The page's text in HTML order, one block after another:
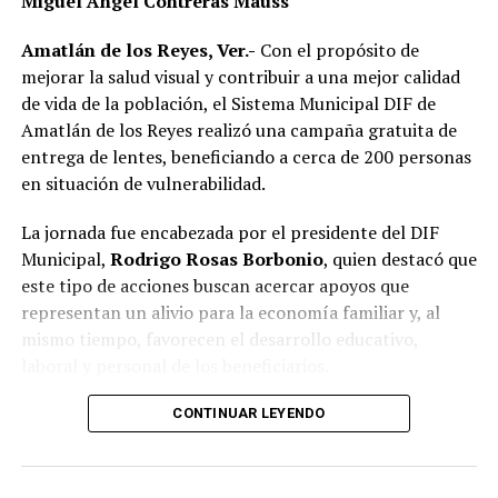
presunto abuso de autoridad.
Si bien especialistas y organizaciones dedicadas al
bienestar animal coinciden en que los propietarios
tienen la obligación de impedir que sus mascotas
deambulen libremente por la vía pública, también
advierten que ello no significa mantenerlas
permanentemente amarradas.
La Ley de Protección a los Animales para el Estado de
Veracruz tiene como objetivo garantizar el bienestar, el
trato digno y evitar el maltrato y la crueldad hacia los
animales.
diversos actos de maltrato y crueldad, por lo que
mantener a un perro atado de forma permanente, sin
Amatlán de los Reyes, Ver.- Con el propósito de
mejorar la salud visual y contribuir a una mejor calidad
de vida de la población, el Sistema Municipal DIF de
Amatlán de los Reyes realizó una campaña gratuita de
entrega de lentes, beneficiando a cerca de 200 personas
en situación de vulnerabilidad.
La jornada fue encabezada por el presidente del DIF
Municipal, Rodrigo Rosas Borbonio, quien destacó que
este tipo de acciones buscan acercar apoyos que
representan un alivio para la economía familiar y, al
mismo tiempo, favorecen el desarrollo educativo,
Durante la campaña fueron atendidas niñas, niños,
mayores, quienes previamente se sometieron a
CONTINUAR LEYENDO